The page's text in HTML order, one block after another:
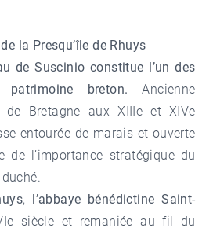
la Presqu’île de Rhuys
de Suscinio constitue l’un des
breton. Ancienne
de Bretagne aux XIIIe et XIVe
entourée de marais et ouverte
de l’importance stratégique du
, l’abbaye bénédictine Saint-
siècle et remaniée au fil du